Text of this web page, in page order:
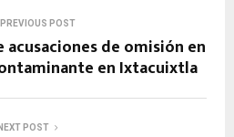
PREVIOUS POST
acusaciones de omisión en
en Ixtacuixtla
NEXT POST